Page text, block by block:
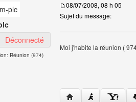
plc Voir le profil de l'utilisateur
Déconnecté
Réunion (974)
08/07/2008, 08 h 05
Sujet du message:
Moi j'habite la réunion (
Visiter le site web